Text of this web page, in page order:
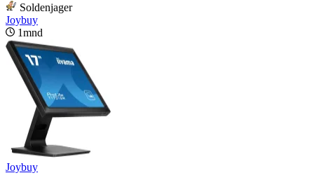
Soldenjager
Joybuy
1mnd
Joybuy